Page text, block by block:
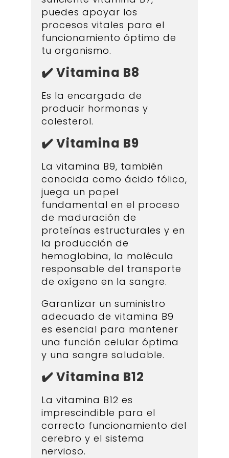
puedes apoyar los
procesos vitales para el
funcionamiento óptimo de
tu organismo.
✔️ Vitamina B8
Es la encargada de
producir hormonas y
colesterol.
✔️ Vitamina B9
La vitamina B9, también
conocida como ácido fólico,
juega un papel
fundamental en el proceso
de maduración de
proteínas estructurales y en
la producción de
hemoglobina, la molécula
responsable del transporte
de oxígeno en la sangre.
Garantizar un suministro
adecuado de vitamina B9
es esencial para mantener
una función celular óptima
y una sangre saludable.
✔️ Vitamina B12
La vitamina B12 es
imprescindible para el
correcto funcionamiento del
cerebro y el sistema
nervioso.